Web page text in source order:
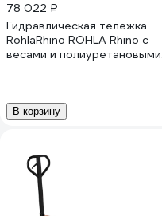
78 022 ₽
Гидравлическая тележка
RohlaRhino ROHLA Rhino с
весами и полиуретановыми
В корзину